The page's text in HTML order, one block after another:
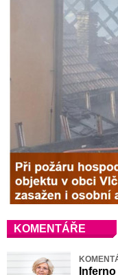
KOMENTÁŘE